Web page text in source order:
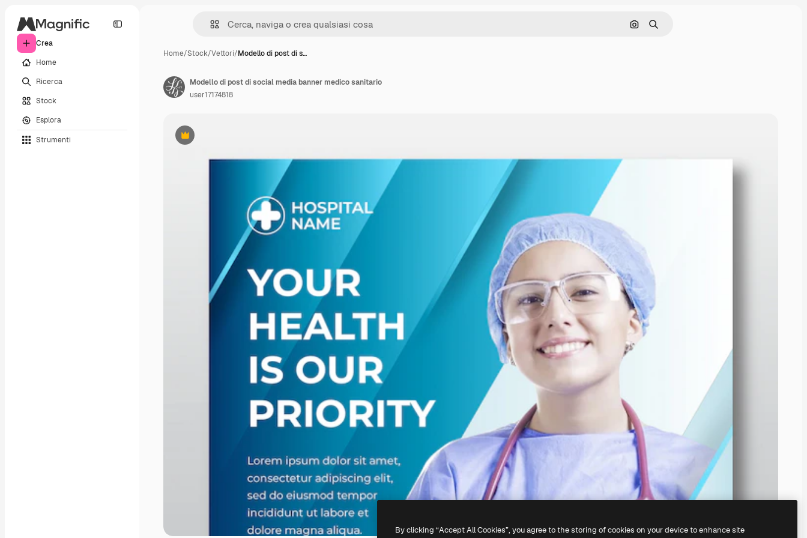
Crea
Home
Ricerca
Stock
Esplora
Strumenti
Cerca per immagine
Ricerca
Home/Stock/Vettori/Modello di post di s…
Premium
Modello di post di social media banner medico sanitario
user17174818
By clicking “Accept All Cookies”, you agree to the storing of cookies on your device to enhance site